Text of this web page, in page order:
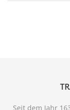
Seit dem Jahr